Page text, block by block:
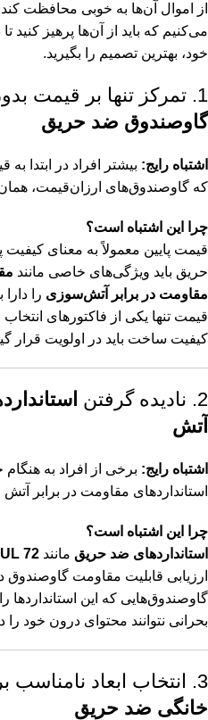
از اموال آن‌ها به خوبی محافظت کند.
می‌کنیم که باید از آن‌ها پرهیز
خود، بهترین تصمیم را بگیرید.
1. تمرکز تنها بر قیمت بدون توجه به
گاوصندوق ضد حریق
اشتباه رایج: بیشتر افراد در ابتدا
که گاوصندوق‌های ارزان‌قیمت، همان
چرا این اشتباه است؟
قیمت پایین معمولاً به معنای
حریق باید ویژگی‌های خاصی مانند
مقاومت در برابر آتش‌سوزی را دارا
قیمت تنها یکی از فاکتورهای
کیفیت ساخت باید در اولویت قرار
2. نادیده گرفتن
آتش
اشتباه رایج: برخی از افراد به
استانداردهای مقاومت در برابر آتش
چرا این اشتباه است؟
استانداردهای ضد حریق مانند UL 72
ارزیابی قابلیت مقاومت
گاوصندوق‌هایی که این
بحرانی نتوانند محتوای درون خود
3. انتخاب ابعاد نامناسب برای
خانگی ضد حریق